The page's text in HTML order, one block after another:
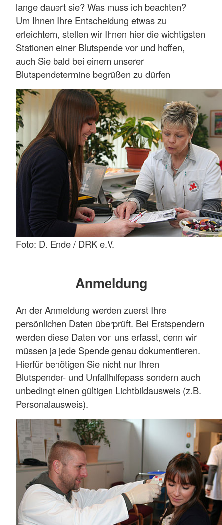
lange dauert sie? Was muss ich beachten?
Um Ihnen Ihre Entscheidung etwas zu
erleichtern, stellen wir Ihnen hier die wichtigsten
Stationen einer Blutspende vor und hoffen,
auch Sie bald bei einem unserer
Blutspendetermine begrüßen zu dürfen
Foto: D. Ende / DRK e.V.
Anmeldung
An der Anmeldung werden zuerst Ihre
persönlichen Daten überprüft. Bei Erstspendern
werden diese Daten von uns erfasst, denn wir
müssen ja jede Spende genau dokumentieren.
Hierfür benötigen Sie nicht nur Ihren
Blutspender- und Unfallhilfepass sondern auch
unbedingt einen gültigen Lichtbildausweis (z.B.
Personalausweis).